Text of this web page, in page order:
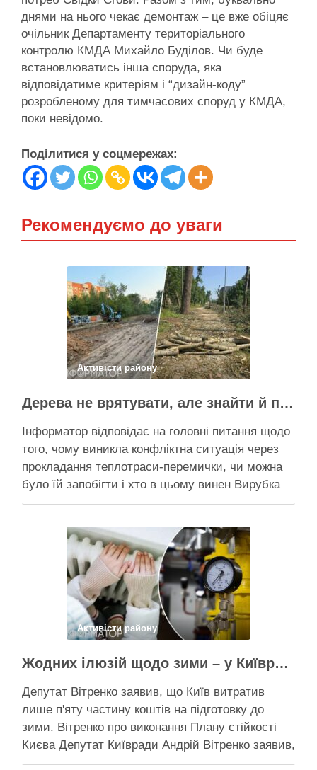
днями на нього чекає демонтаж – це вже обіцяє
очільник Департаменту територіального
контролю КМДА Михайло Буділов. Чи буде
встановлюватись інша споруда, яка
відповідатиме критеріям і “дизайн-коду”
розробленому для тимчасових споруд у КМДА,
поки невідомо.
Поділитися у соцмережах:
Рекомендуємо до уваги
Активісти району
Дерева не врятувати, але знайти й покарати винних треба – головні питання і висновки з конфлікту на Теремках
Інформатор відповідає на головні питання щодо
того, чому виникла конфліктна ситуація через
прокладання теплотраси-перемички, чи можна
було їй запобігти і хто в цьому винен Вирубка
дерев триває, почали й прокладати теплотрасу
суботу, 8 серпня 2026 року, на Теремках у Києві
почалася вже …
Поділитися у соцмережах:
Активісти району
Жодних ілюзій щодо зими – у Київраді закидають, що КМДА виконала План стійкості на 20%
Депутат Вітренко заявив, що Київ витратив
лише п'яту частину коштів на підготовку до
зими. Вітренко про виконання Плану стійкості
Києва Депутат Київради Андрій Вітренко заявив,
що станом на 5 серпня столична влада